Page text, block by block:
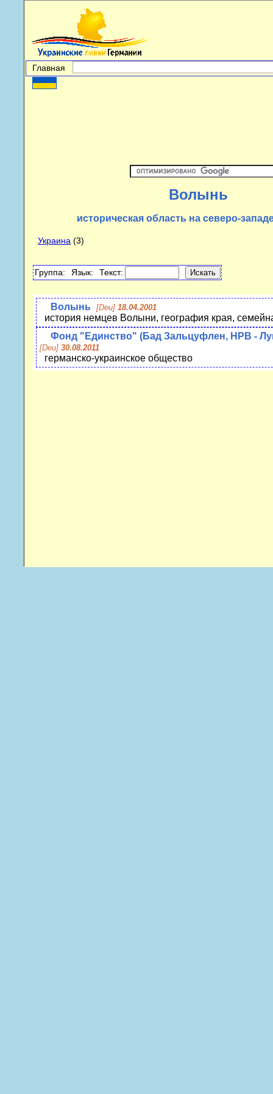
Главная
Волынь
историческая область на северо-
Украина (3)
Группа: Язык: Текст:
Волынь [Deu] 18.04.2001
история немцев Волыни, география края,
Фонд "Единство" (Бад Зальцуфлен, НРВ -
[Deu] 30.08.2011
германско-украинское общество